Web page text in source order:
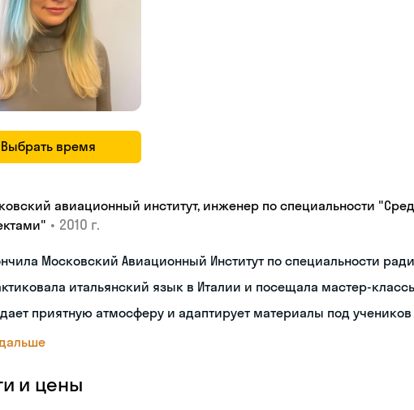
Выбрать время
авиационный институт, инженер по специальности
• 2010 г.
Московский Авиационный Институт по специальности
итальянский язык в Италии и посещала мастер-
приятную атмосферу и адаптирует материалы под учеников
и цены